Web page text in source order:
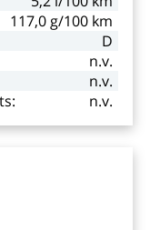
117,0 g/100 km
D
n.v.
n.v.
n.v.